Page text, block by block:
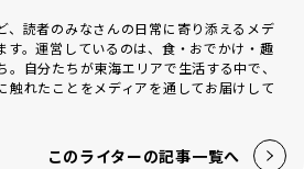
、読者のみなさんの日常に寄り添えるメデ
す。運営しているのは、食・おでかけ・趣
自分たちが東海エリアで生活する中で、
触れたことをメディアを通してお届けして
このライターの記事一覧へ